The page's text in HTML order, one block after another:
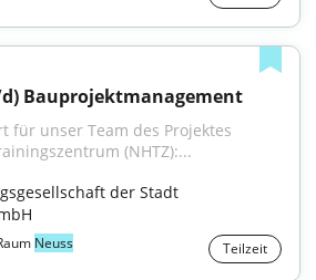
Bauprojektmanagement
für unser Team des Projektes
(NHTZ):...
der Stadt
Neuss Teilzeit